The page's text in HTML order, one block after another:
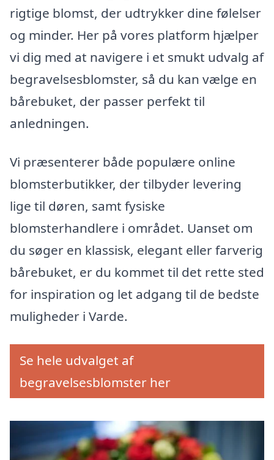
rigtige blomst, der udtrykker dine følelser
og minder. Her på vores platform hjælper
vi dig med at navigere i et smukt udvalg af
begravelsesblomster, så du kan vælge en
bårebuket, der passer perfekt til
anledningen.
Vi præsenterer både populære online
blomsterbutikker, der tilbyder levering
lige til døren, samt fysiske
blomsterhandlere i området. Uanset om
du søger en klassisk, elegant eller farverig
bårebuket, er du kommet til det rette sted
for inspiration og let adgang til de bedste
muligheder i Varde.
Se hele udvalget af
begravelsesblomster her